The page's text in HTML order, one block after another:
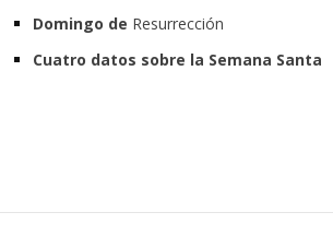
Domingo de Resurrección
Cuatro datos sobre la Semana Santa